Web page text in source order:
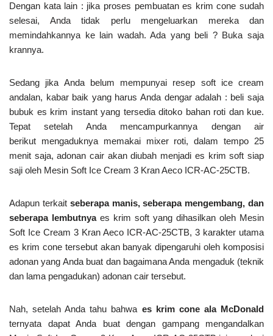
Dengan kata lain : jika proses pembuatan es krim cone sudah
selesai, Anda tidak perlu mengeluarkan mereka dan
memindahkannya ke lain wadah. Ada yang beli ? Buka saja
krannya.
Sedang jika Anda belum mempunyai resep soft ice cream
andalan, kabar baik yang harus Anda dengar adalah : beli saja
bubuk es krim instant yang tersedia ditoko bahan roti dan kue.
Tepat setelah Anda mencampurkannya dengan air
berikut mengaduknya memakai mixer roti, dalam tempo 25
menit saja, adonan cair akan diubah menjadi es krim soft siap
saji oleh Mesin Soft Ice Cream 3 Kran Aeco ICR-AC-25CTB.
Adapun terkait seberapa manis, seberapa mengembang, dan
seberapa lembutnyaes krim soft yang dihasilkan oleh Mesin
Soft Ice Cream 3 Kran Aeco ICR-AC-25CTB, 3 karakter utama
es krim cone tersebut akan banyak dipengaruhi oleh komposisi
adonan yang Anda buat dan bagaimana Anda mengaduk (teknik
dan lama pengadukan) adonan cair tersebut.
Nah, setelah Anda tahu bahwa es krim cone ala McDonald
ternyata dapat Anda buat dengan gampang mengandalkan